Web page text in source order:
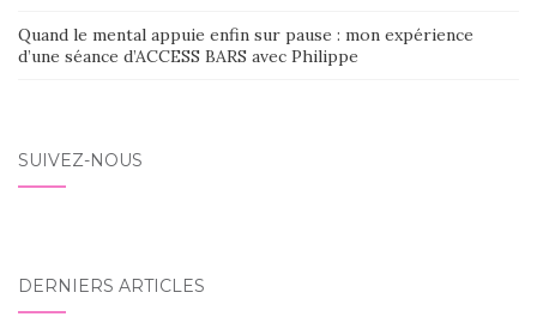
Quand le mental appuie enfin sur pause : mon expérience
d’une séance d’ACCESS BARS avec Philippe
SUIVEZ-NOUS
DERNIERS ARTICLES